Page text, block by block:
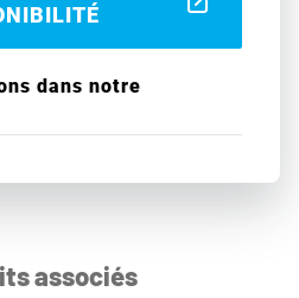
dans notre
associés